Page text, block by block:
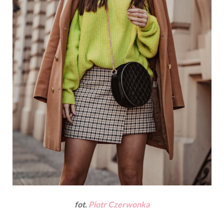
fot. Piotr Czerwonka